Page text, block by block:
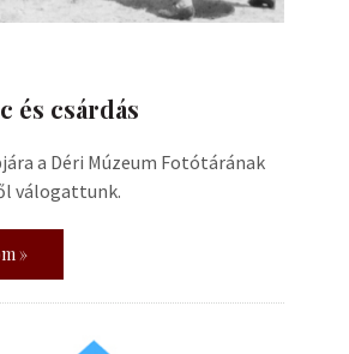
és csárdás
a Déri Múzeum Fotótárának
válogattunk.
»